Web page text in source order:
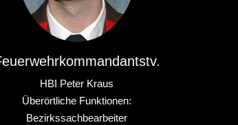
HBI Peter Kraus
Überörtliche Funktionen:
Bezirkssachbearbeiter